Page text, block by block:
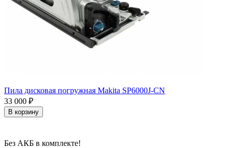
Пила дисковая погружная Makita SP6000J-CN
33 000 ₽
В корзину
Без АКБ в комплекте!